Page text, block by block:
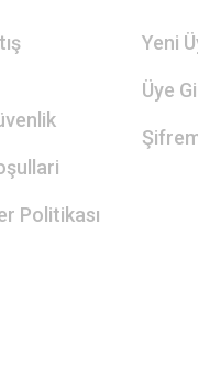
Politikası
Yeni
Üye